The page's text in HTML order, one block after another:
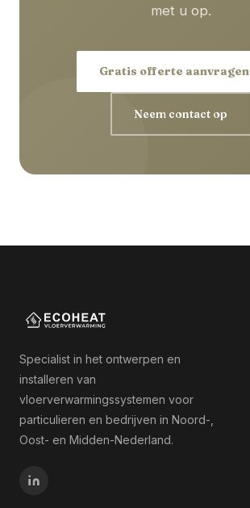
met u op.
Gratis offerte aanvragen
Neem contact op
Specialist in het ontwerpen en
installeren van
vloerverwarmingssystemen voor
particulieren en bedrijven in Noord-,
Oost- en Midden-Nederland.